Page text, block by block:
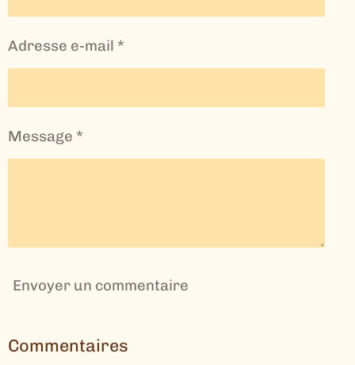
Adresse e-mail *
Message *
Envoyer un commentaire
Commentaires